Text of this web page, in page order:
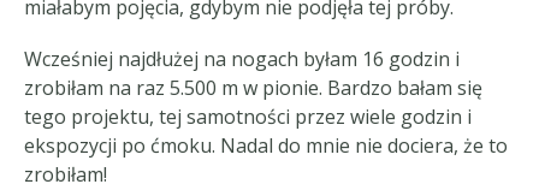
miałabym pojęcia, gdybym nie podjęła tej próby.
Wcześniej najdłużej na nogach byłam 16 godzin i
zrobiłam na raz 5.500 m w pionie. Bardzo bałam się
tego projektu, tej samotności przez wiele godzin i
ekspozycji po ćmoku. Nadal do mnie nie dociera, że to
zrobiłam!